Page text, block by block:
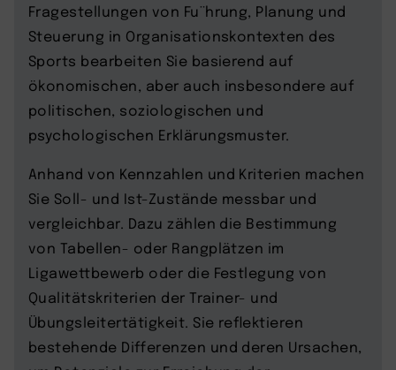
Fragestellungen von Fu¨hrung, Planung und
Steuerung in Organisationskontexten des
Sports bearbeiten Sie basierend auf
ökonomischen, aber auch insbesondere auf
politischen, soziologischen und
psychologischen Erklärungsmuster.
Anhand von Kennzahlen und Kriterien machen
Sie Soll- und Ist-Zustände messbar und
vergleichbar. Dazu zählen die Bestimmung
von Tabellen- oder Rangplätzen im
Ligawettbewerb oder die Festlegung von
Qualitätskriterien der Trainer- und
Übungsleitertätigkeit. Sie reflektieren
bestehende Differenzen und deren Ursachen,